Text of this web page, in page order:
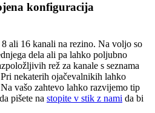
konfiguracija
ali 16 kanali na rezino. Na voljo so
dela ali pa lahko poljubno
rež za kanale s seznama
nekaterih ojačevalnikih lahko
vašo zahtevo lahko razvijemo tip
pišete na stopite v stik z nami da bi